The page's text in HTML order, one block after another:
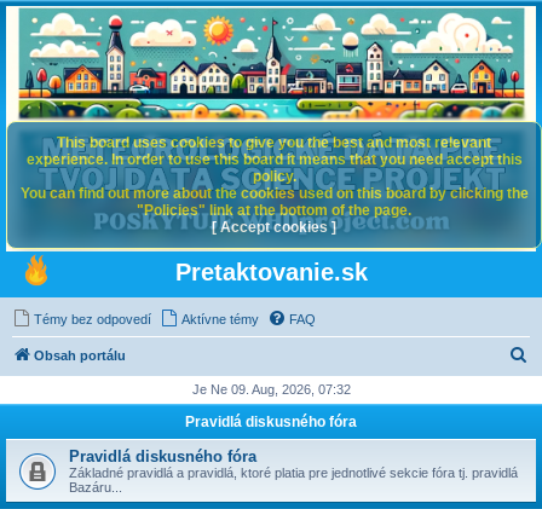
Pretaktovanie.sk
Témy bez odpovedí Aktívne témy FAQ
Obsah portálu
d
ť
Je Ne 09. Aug, 2026, 07:32
Pravidlá diskusného fóra
Pravidlá diskusného fóra
Základné pravidlá a pravidlá, ktoré platia pre jednotlivé sekcie fóra tj. pravidlá
Bazáru...
This board uses cookies to give you the best and most relevant
experience. In order to use this board it means that you need accept this
policy.
You can find out more about the cookies used on this board by clicking the
"Policies" link at the bottom of the page.
[ Accept cookies ]